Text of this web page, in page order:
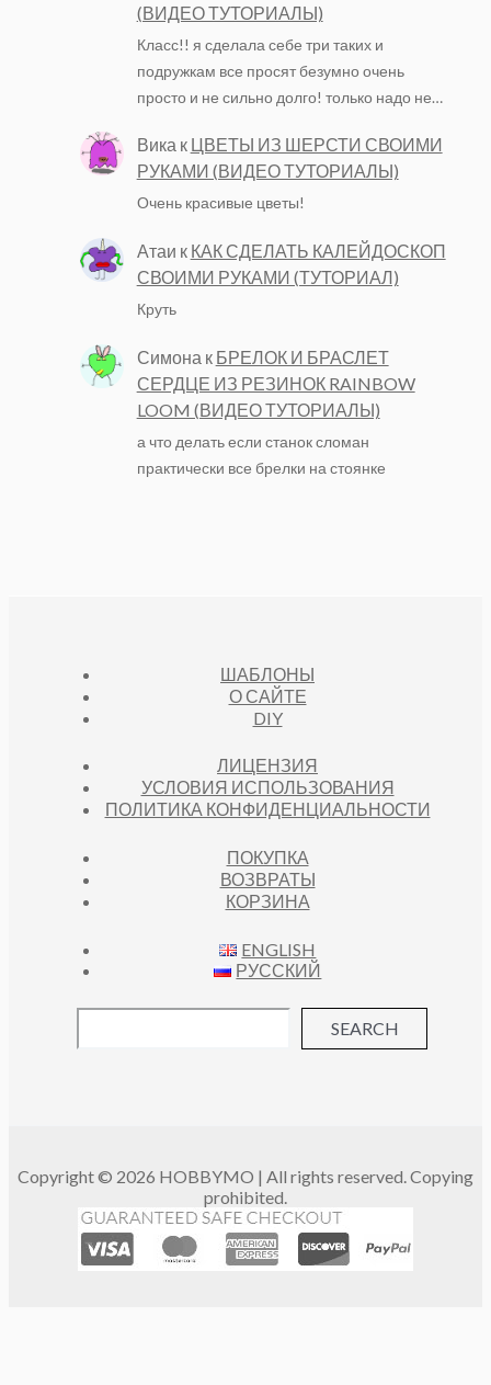
(ВИДЕО ТУТОРИАЛЫ)
Класс!! я сделала себе три таких и
подружкам все просят безумно очень
просто и не сильно долго! только надо не…
Вика к ЦВЕТЫ ИЗ ШЕРСТИ СВОИМИ
РУКАМИ (ВИДЕО ТУТОРИАЛЫ)
Очень красивые цветы!
Атаи к КАК СДЕЛАТЬ КАЛЕЙДОСКОП
СВОИМИ РУКАМИ (ТУТОРИАЛ)
Круть
Симона к БРЕЛОК И БРАСЛЕТ
СЕРДЦЕ ИЗ РЕЗИНОК RAINBOW
LOOM (ВИДЕО ТУТОРИАЛЫ)
а что делать если станок сломан
практически все брелки на стоянке
ШАБЛОНЫ
О САЙТЕ
DIY
ЛИЦЕНЗИЯ
УСЛОВИЯ ИСПОЛЬЗОВАНИЯ
ПОЛИТИКА КОНФИДЕНЦИАЛЬНОСТИ
ПОКУПКА
ВОЗВРАТЫ
КОРЗИНА
ENGLISH
РУССКИЙ
SEARCH
Copyright © 2026 HOBBYMO | All rights reserved. Copying
prohibited.